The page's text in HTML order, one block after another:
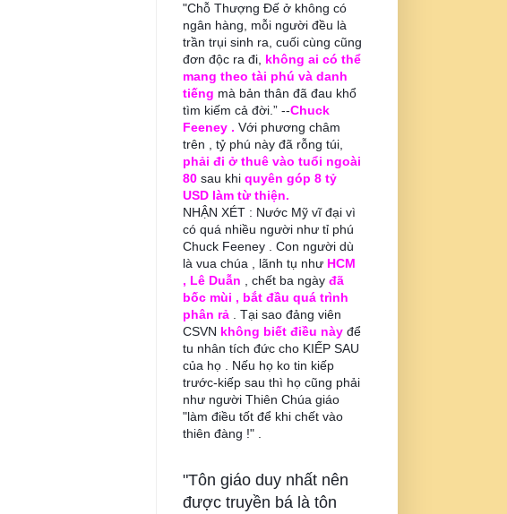
"Chỗ Thượng Đế ở không có
ngân hàng, mỗi người đều là
trần trụi sinh ra, cuối cùng cũng
đơn độc ra đi, không ai có thể
mang theo tài phú và danh
tiếng mà bản thân đã đau khổ
tìm kiếm cả đời.” --Chuck
Feeney . Với phương châm
trên , tỷ phú này đã rỗng túi,
phải đi ở thuê vào tuổi ngoài
80 sau khi quyên góp 8 tỷ
USD làm từ thiện.
NHẬN XÉT : Nước Mỹ vĩ đại vì
có quá nhiều người như tỉ phú
Chuck Feeney . Con người dù
là vua chúa , lãnh tụ như HCM
, Lê Duẫn , chết ba ngày đã
bốc mùi , bắt đầu quá trình
phân rả . Tại sao đảng viên
CSVN không biết điều này để
tu nhân tích đức cho KIẾP SAU
của họ . Nếu họ ko tin kiếp
trước-kiếp sau thì họ cũng phải
như người Thiên Chúa giáo
"làm điều tốt để khi chết vào
thiên đàng !" .
"Tôn giáo duy nhất nên
được truyền bá là tôn